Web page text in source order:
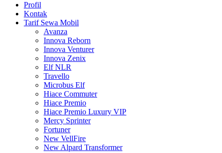
Profil
Kontak
Tarif Sewa Mobil
Avanza
Innova Reborn
Innova Venturer
Innova Zenix
Elf NLR
Travello
Microbus Elf
Hiace Commuter
Hiace Premio
Hiace Premio Luxury VIP
Mercy Sprinter
Fortuner
New VellFire
New Alpard Transformer